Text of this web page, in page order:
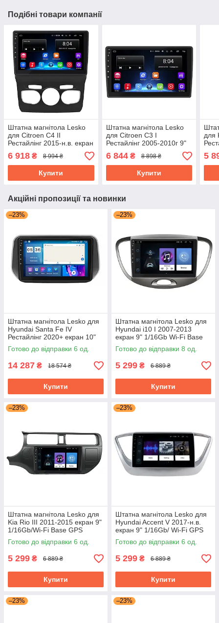
Подібні товари компанії
Штатна магнітола Lesko
для Citroen C4 II
Рестайлінг 2015-н.в. екран
GPS Android
6 918 ₴ 8 994 ₴
Купити
Штатна магнітола Lesko
для Citroen C3 I
Рестайлінг 2005-2010г 9"
Android
6 844₴ 8 898 ₴
Купити
для
5
Акційні пропозиції та новинки
–23%
Штатна магнітола Lesko для
Hyundai Santa Fe IV
Рестайлінг 2020+ екран 10"
4/64Gb CarPlay 4G Wi-Fi GPS
Prime
Готово до відправки 6 од.
14 287 ₴ 18 574 ₴
Купити
–23%
Штатна магнітола Lesko для
Hyundai i10 I 2007-2013
екран 9" 1/16Gb Wi-Fi Base
Хюндай Android
Готово до відправки 8 од.
5 299 ₴ 6 889 ₴
Купити
–23%
Штатна магнітола Lesko для
Kia Rio III 2011-2015 екран 9"
1/16Gb/Wi-Fi Base GPS
Android кіа
Готово до відправки 6 од.
5 299 ₴ 6 889 ₴
Купити
–23%
Штатна магнітола Lesko для
Hyundai Accent V 2017-н.в.
екран 9" 1/16Gb/ Wi-Fi GPS
Готово до відправки 6 од.
5 299 ₴ 6 889 ₴
Купити
–23% –23%